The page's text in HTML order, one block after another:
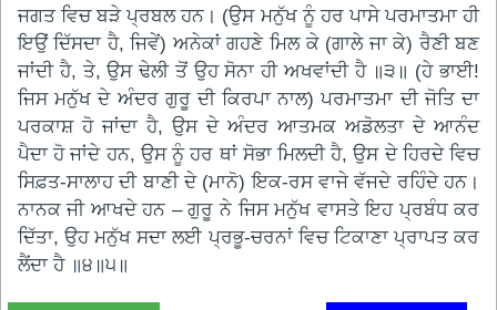
ਜਗਤ ਵਿਚ ਬੜੇ ਪ੍ਰਬਲ ਹਨ। (ਉਸ ਮਨੁੱਖ ਨੂੰ ਹਰ ਪਾਸੇ ਪਰਮਾਤਮਾ ਹੀ
ਇਉਂ ਦਿੱਸਦਾ ਹੈ, ਜਿਵੇਂ) ਅਨੇਕਾਂ ਗਹਣੇ ਮਿਲ ਕੇ (ਗਾਲੇ ਜਾ ਕੇ) ਰੈਣੀ ਬਣ
ਜਾਂਦੀ ਹੈ, ਤੇ, ਉਸ ਢੇਲੀ ਤੋਂ ਉਹ ਸੋਨਾ ਹੀ ਅਖਵਾਂਦੀ ਹੈ ॥੩॥ (ਹੇ ਭਾਈ!
ਜਿਸ ਮਨੁੱਖ ਦੇ ਅੰਦਰ ਗੁਰੂ ਦੀ ਕਿਰਪਾ ਨਾਲ) ਪਰਮਾਤਮਾ ਦੀ ਜੋਤਿ ਦਾ
ਪਰਕਾਸ਼ ਹੋ ਜਾਂਦਾ ਹੈ, ਉਸ ਦੇ ਅੰਦਰ ਆਤਮਕ ਅਡੋਲਤਾ ਦੇ ਆਨੰਦ
ਪੈਦਾ ਹੋ ਜਾਂਦੇ ਹਨ, ਉਸ ਨੂੰ ਹਰ ਥਾਂ ਸੋਭਾ ਮਿਲਦੀ ਹੈ, ਉਸ ਦੇ ਹਿਰਦੇ ਵਿਚ
ਸਿਫ਼ਤ-ਸਾਲਾਹ ਦੀ ਬਾਣੀ ਦੇ (ਮਾਨੋ) ਇਕ-ਰਸ ਵਾਜੇ ਵੱਜਦੇ ਰਹਿੰਦੇ ਹਨ।
ਨਾਨਕ ਜੀ ਆਖਦੇ ਹਨ – ਗੁਰੂ ਨੇ ਜਿਸ ਮਨੁੱਖ ਵਾਸਤੇ ਇਹ ਪ੍ਰਬੰਧ ਕਰ
ਦਿੱਤਾ, ਉਹ ਮਨੁੱਖ ਸਦਾ ਲਈ ਪ੍ਰਭੂ-ਚਰਨਾਂ ਵਿਚ ਟਿਕਾਣਾ ਪ੍ਰਾਪਤ ਕਰ
ਲੈਂਦਾ ਹੈ ॥੪॥੫॥